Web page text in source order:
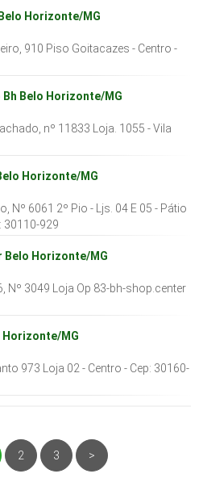
Horizonte/MG
910 Piso Goitacazes - Centro -
Belo Horizonte/MG
nº 11833 Loja. 1055 - Vila
Horizonte/MG
Nº 6061 2º Pio - Ljs. 04 E 05 - Pátio
30110-929
Belo Horizonte/MG
Nº 3049 Loja Op 83-bh-shop.center
Horizonte/MG
973 Loja 02 - Centro - Cep: 30160-
2 3 >